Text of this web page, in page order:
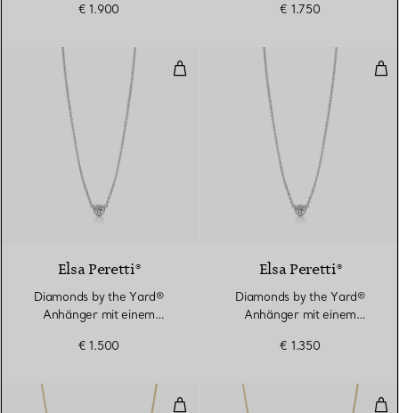
€ 1.900
€ 1.750
Diamonds by the Yard®
2 Materialien
Elsa Peretti®
Diamonds by the Yard®
Anhänger mit einem
€ 1.500
Elsa Peretti®
Diamonds by the Yard®
Anhänger mit einem
€ 1.350
Diamonds by the Yard®